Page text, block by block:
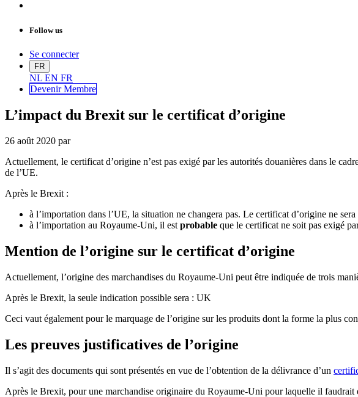
Follow us
Se connecter
FR
NL EN FR
Devenir Membre
L’impact du Brexit sur le certificat d’origine
26 août 2020 par
Actuellement, le certificat d’origine n’est pas exigé par les autorités douanières dans le
de l’UE.
Après le Brexit :
à l’importation dans l’UE, la situation ne changera pas. Le certificat d’origine ne
à l’importation au Royaume-Uni, il est probable que le certificat ne soit pas exigé
Mention de l’origine sur le certificat d’origine
Actuellement, l’origine des marchandises du Royaume-Uni peut être indiquée de trois
Après le Brexit, la seule indication possible sera : UK
Ceci vaut également pour le marquage de l’origine sur les produits dont la forme la plus
Les preuves justificatives de l’origine
Il s’agit des documents qui sont présentés en vue de l’obtention de la délivrance d’un
Après le Brexit, pour une marchandise originaire du Royaume-Uni pour laquelle il faudrait